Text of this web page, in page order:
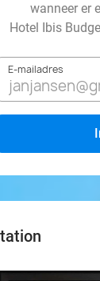
wanneer er
Hotel Ibis
E-mailadres